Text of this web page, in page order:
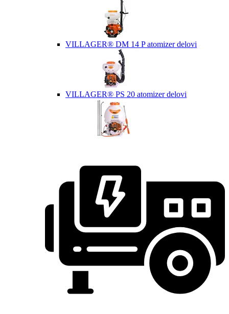
VILLAGER® DM 14 P atomizer delovi
VILLAGER® PS 20 atomizer delovi